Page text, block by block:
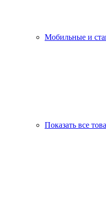
Мобильные и
Показать все